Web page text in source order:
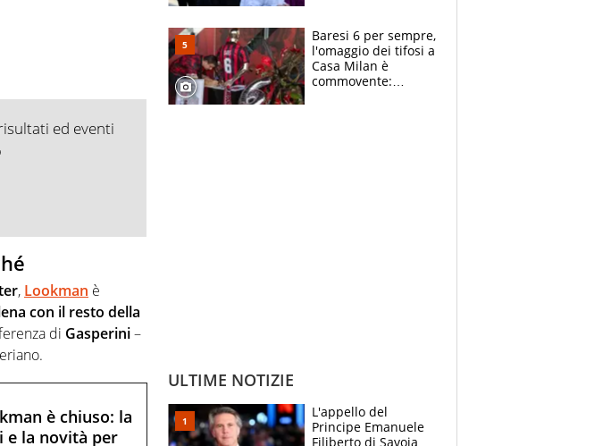
ed eventi
, Lookman è
con il resto della
di Gasperini–
è chiuso: la
e la novità per
circondati
dall'affetto dei tifosi
Baresi 6 per sempre,
l'omaggio dei tifosi a
Casa Milan è
commovente:
ULTIME NOTIZIE
L'appello del
Principe Emanuele
Filiberto di Savoia